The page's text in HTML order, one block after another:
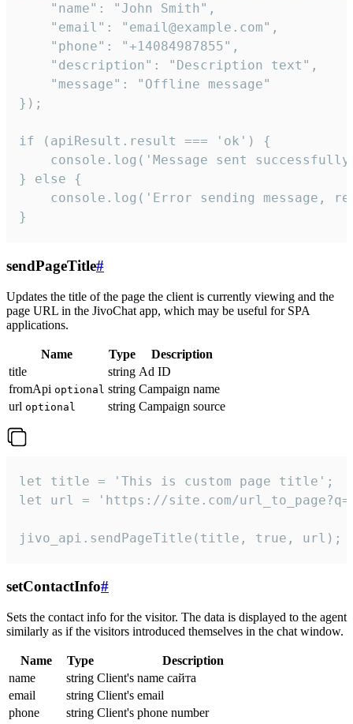
    "name": "John Smith",
    "email": "email@example.com",
    "phone": "+14084987855",
    "description": "Description text",
    "message": "Offline message"
});
if (apiResult.result === 'ok') {
console.log('Message sent
} else {
console.log('Error sending message,
}
sendPageTitle#
Updates the title of the page the client is currently viewing and the
page URL in the JivoChat app, which may be useful for SPA
applications.
Name Type
Description
title
string Ad ID
fromApi optional string Campaign name
url optional string Campaign source
let title = 'This is custom page title';
let url = 'https://site.com/
jivo_api.sendPageTitle(title, true, url);
setContactInfo#
Sets the contact info for the visitor. The data is displayed to the agent
similarly as if the visitors introduced themselves in the chat window.
Name Type
Description
name
string Client's name сайта
email
string Client's email
phone
string Client's phone number